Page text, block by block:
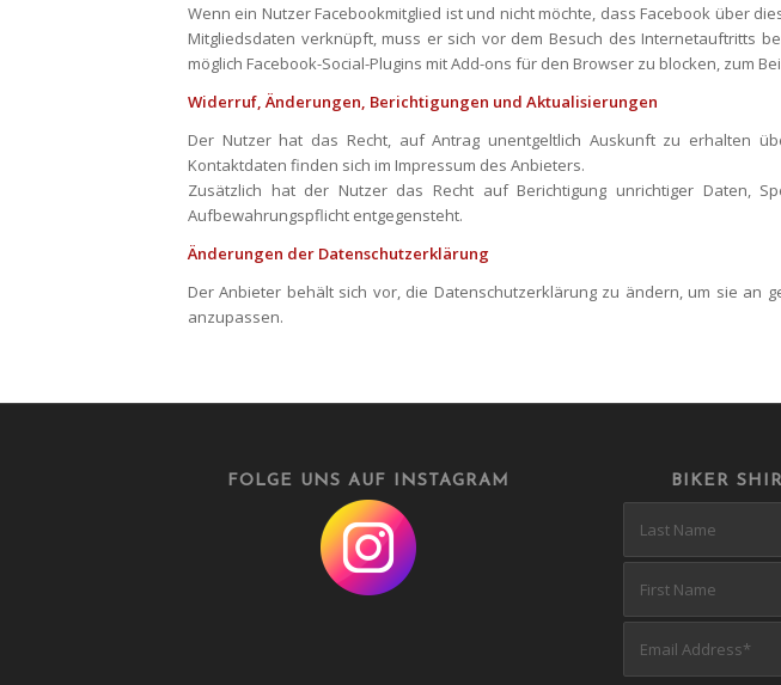
Wenn ein Nutzer Facebookmitglied ist und nicht möchte, dass Facebook über
Mitgliedsdaten verknüpft, muss er sich vor dem Besuch des Internetauftritts
möglich Facebook-Social-Plugins mit Add-ons für den Browser zu blocken, zum
Widerruf, Änderungen, Berichtigungen und Aktualisierungen
Der Nutzer hat das Recht, auf Antrag unentgeltlich Auskunft zu erhalten
Kontaktdaten finden sich im Impressum des Anbieters.
Zusätzlich hat der Nutzer das Recht auf Berichtigung unrichtiger Daten,
Aufbewahrungspflicht entgegensteht.
Änderungen der Datenschutzerklärung
Der Anbieter behält sich vor, die Datenschutzerklärung zu ändern, um sie an
anzupassen.
FOLGE UNS AUF INSTAGRAM BIKER